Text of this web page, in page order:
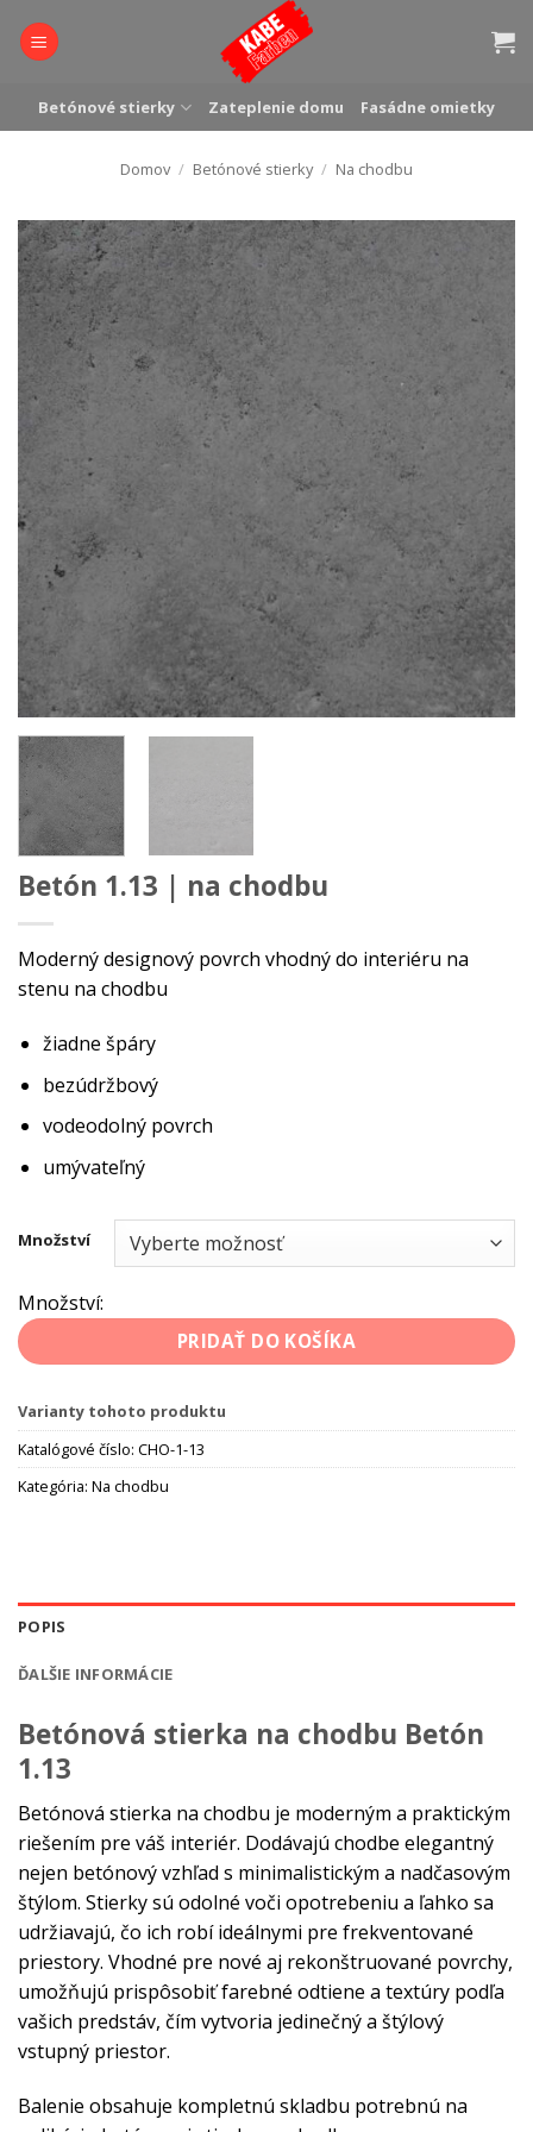
Betónové stierky Zateplenie domu Fasádne omietky
Domov / Betónové stierky / Na chodbu
Betón 1.13 | na chodbu
Moderný designový povrch vhodný do interiéru na
stenu na chodbu
žiadne špáry
bezúdržbový
vodeodolný povrch
umývateľný
Množství
Množství:
PRIDAŤ DO KOŠÍKA
Varianty tohoto produktu
Katalógové číslo: CHO-1-13
Kategória: Na chodbu
POPIS
ĎALŠIE INFORMÁCIE
Betónová stierka na chodbu Betón
1.13
Betónová stierka na chodbu je moderným a praktickým
riešením pre váš interiér. Dodávajú chodbe elegantný
nejen betónový vzhľad s minimalistickým a nadčasovým
štýlom. Stierky sú odolné voči opotrebeniu a ľahko sa
udržiavajú, čo ich robí ideálnymi pre frekventované
priestory. Vhodné pre nové aj rekonštruované povrchy,
umožňujú prispôsobiť farebné odtiene a textúry podľa
vašich predstáv, čím vytvoria jedinečný a štýlový
vstupný priestor.
Balenie obsahuje kompletnú skladbu potrebnú na